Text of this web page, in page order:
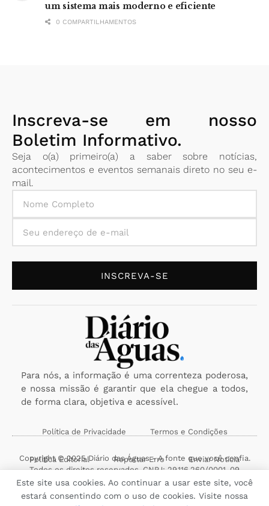
um sistema mais moderno e eficiente
0 COMPARTILHAMENTOS
Inscreva-se em nosso
Boletim Informativo.
Seja o(a) primeiro(a) a saber sobre notícias,
acontecimentos e eventos semanais direto no seu e-
mail.
INSCREVA-SE
Para nós, a informação é uma correnteza poderosa,
e nossa missão é garantir que ela chegue a todos,
de forma clara, objetiva e acessível.
Política de Privacidade Termos e Condições
Política Editorial Reportar Erro Enviar Notícia
Copyright © 2025 Diário das Águas - A fonte que você confia.
Todos os direitos reservados. CNPJ: 29.116.260/0001-09
Este site usa cookies. Ao continuar a usar este site, você
estará consentindo com o uso de cookies. Visite nossa